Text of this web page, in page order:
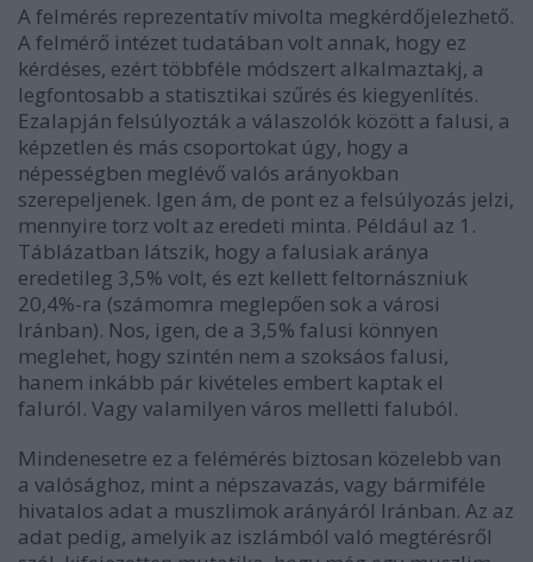
A felmérés reprezentatív mivolta megkérdőjelezhető.
A felmérő intézet tudatában volt annak, hogy ez
kérdéses, ezért többféle módszert alkalmaztakj, a
legfontosabb a statisztikai szűrés és kiegyenlítés.
Ezalapján felsúlyozták a válaszolók között a falusi, a
képzetlen és más csoportokat úgy, hogy a
népességben meglévő valós arányokban
szerepeljenek. Igen ám, de pont ez a felsúlyozás jelzi,
mennyire torz volt az eredeti minta. Például az 1.
Táblázatban látszik, hogy a falusiak aránya
eredetileg 3,5% volt, és ezt kellett feltornászniuk
20,4%-ra (számomra meglepően sok a városi
Iránban). Nos, igen, de a 3,5% falusi könnyen
meglehet, hogy szintén nem a szoksáos falusi,
hanem inkább pár kivételes embert kaptak el
faluról. Vagy valamilyen város melletti faluból.
Mindenesetre ez a felémérés biztosan közelebb van
a valósághoz, mint a népszavazás, vagy bármiféle
hivatalos adat a muszlimok arányáról Iránban. Az az
adat pedig, amelyik az iszlámból való megtérésről